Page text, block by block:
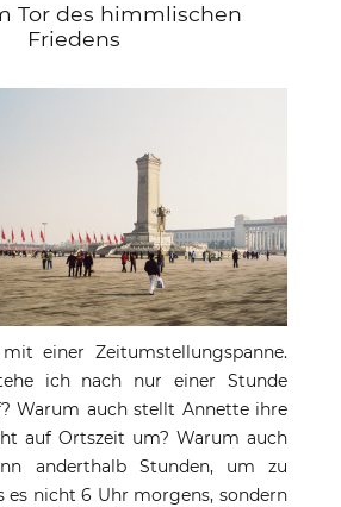
Tor des himmlischen
Friedens
einer Zeitumstellungspanne.
ich nach nur einer Stunde
Warum auch stellt Annette ihre
auf Ortszeit um? Warum auch
anderthalb Stunden, um zu
es nicht 6 Uhr morgens, sondern